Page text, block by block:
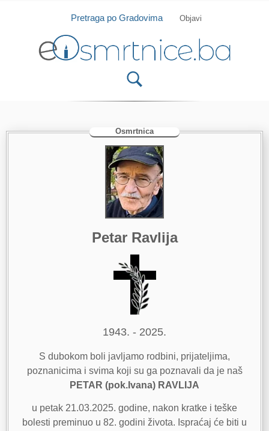
Isprobajte našu Android i IOS aplikaciju
Pretraga po Gradovima Objavi
Osmrtnica
Petar Ravlija
1943. - 2025.
S dubokom boli javljamo rodbini, prijateljima,
poznanicima i svima koji su ga poznavali da je naš
PETAR (pok.Ivana) RAVLIJA
u petak 21.03.2025. godine, nakon kratke i teške
bolesti preminuo u 82. godini života. Ispraćaj će biti u